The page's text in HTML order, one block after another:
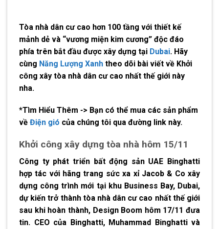
Tòa nhà dân cư cao hơn 100 tầng với thiết kế
mảnh dẻ và “vương miện kim cương” độc đáo
phía trên bắt đầu được xây dựng tại Dubai. Hãy
cùng Năng Lượng Xanh theo dõi bài viết về Khởi
công xây tòa nhà dân cư cao nhất thế giới này
nha.
*Tìm Hiểu Thêm -> Bạn có thể mua các sản phẩm
về Điện gió của chúng tôi qua đường link này.
Khởi công xây dựng tòa nhà hôm 15/11
Công ty phát triển bất động sản UAE Binghatti
hợp tác với hãng trang sức xa xỉ Jacob & Co xây
dựng công trình mới tại khu Business Bay, Dubai,
dự kiến trở thành tòa nhà dân cư cao nhất thế giới
sau khi hoàn thành, Design Boom hôm 17/11 đưa
tin. CEO của Binghatti, Muhammad Binghatti và